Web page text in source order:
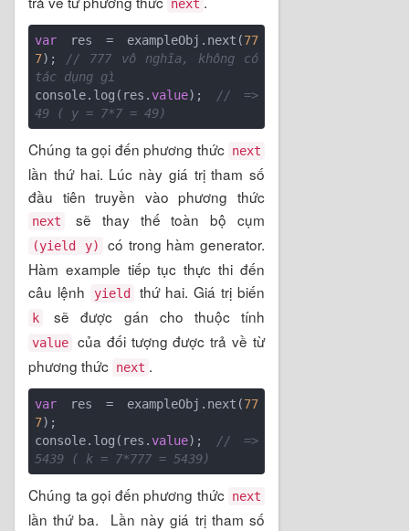
next
var res = exampleObj.next(77
7);
// 777 vô nghĩa, không có
tác dụng gì
console.log(res.value);
// =>
49 ( y = 7*7 = 49)
Chúng ta gọi đến phương thức next
lần thứ hai. Lúc này giá trị tham số
đầu tiên truyền vào phương thức
next sẽ thay thế toàn bộ cụm
(yield y)
có trong hàm generator.
Hàm example tiếp tục thực thi đến
câu lệnh
yield thứ hai. Giá trị biến
k sẽ được gán cho thuộc tính
value
của đối tượng được trả về từ
phương thức next .
var res = exampleObj.next(77
7);
console.log(res.value);
// =>
5439 ( k = 7*777 = 5439)
Chúng ta gọi đến phương thức next
lần thứ ba. Lần này giá trị tham số